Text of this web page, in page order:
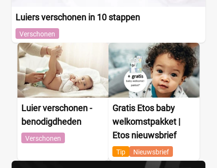
Luiers verschonen in 10 stappen
Verschonen
Luier verschonen -
benodigdheden
Verschonen
Gratis Etos baby
welkomstpakket |
Etos nieuwsbrief
Tip Nieuwsbrief